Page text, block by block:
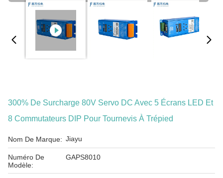
300% De Surcharge 80V Servo DC Avec 5 Écrans LED Et
8 Commutateurs DIP Pour Tournevis À Trépied
Nom De Marque: Jiayu
Numéro De
Modèle:
GAPS8010